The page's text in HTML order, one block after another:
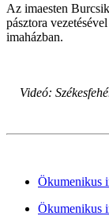
Az imaesten
pásztora
imaházban.
Videó:
Ökumenikus
Ökumenikus